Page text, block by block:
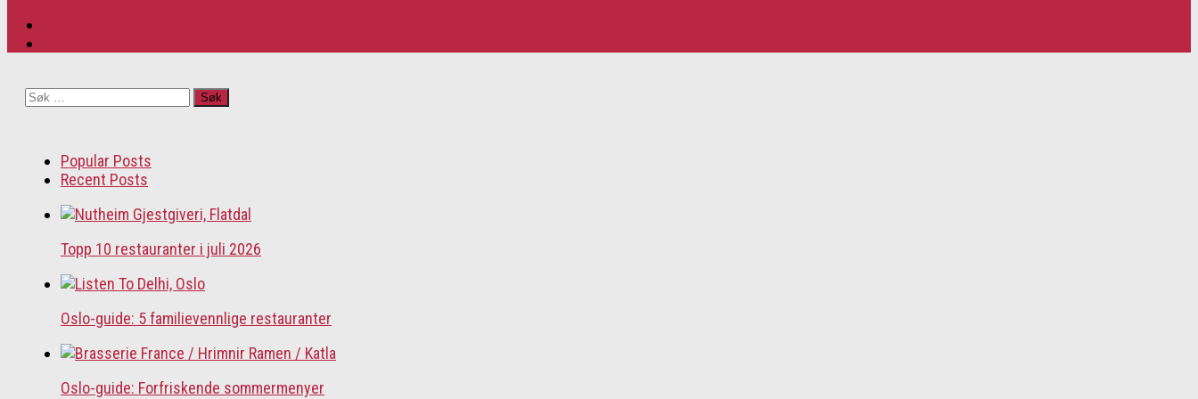
Søk
etter:
Popular Posts
Recent Posts
Topp 10 restauranter i juli 2026
Oslo-guide: 5 familievennlige restauranter
Oslo-guide: Forfriskende sommermenyer